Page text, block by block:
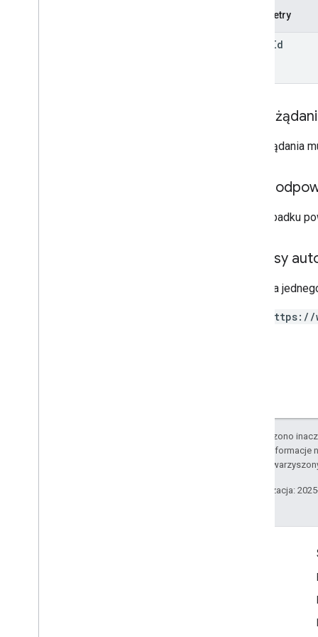
Parametry
Id
Treść
Treść żądania
Treść
W przypadku
Zakresy
Wymaga
https://
O ile nie stwierdzono
Szczegółowe informacje
podmiotów
Ostatnia aktualizacja: